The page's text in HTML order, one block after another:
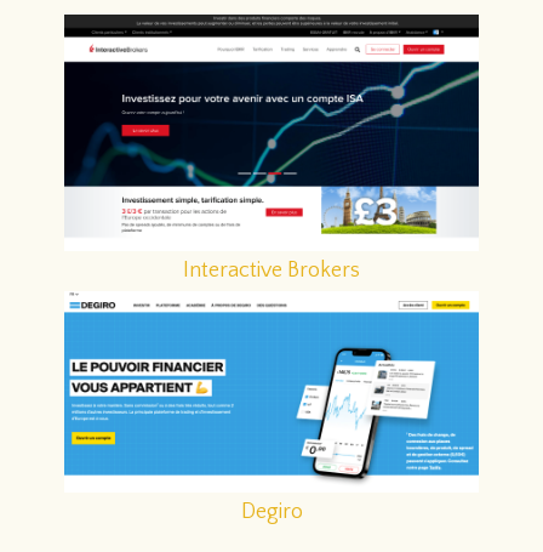
Interactive Brokers
Degiro